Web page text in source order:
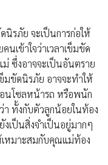
นิรภัย จะเป็นการก่อให้
นเข้าใจว่าเวลาเข็มขัด
ซึ่งอาจจะเป็นอันตราย
มขัดนิรภัย อาจจะทำให้
นโซลหน้ารถ หรือพนัก
า ทั้งกับตัวลูกน้อยในท้อง
เป็นสิ่งจำเป็นอยู่มากๆ
เหมาะสมกับคุณแม่ท้อง